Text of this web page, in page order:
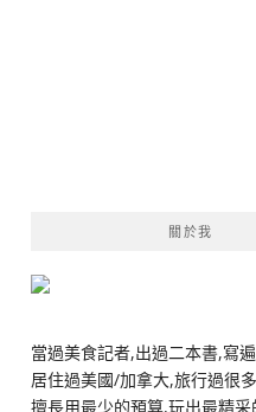
關於我
當過美食記者,出過二本書,寫
居住過美國/加拿大,旅行過很
擅長用最少的預算,玩出最精